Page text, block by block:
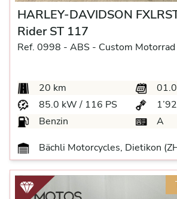
HARLEY-DAVIDSON
Rider ST 117
Ref. 0998 - ABS - Custom Motorrad
20 km
85.0 kW / 116 PS
Benzin
A
Bächli Motorcycles, Dietikon